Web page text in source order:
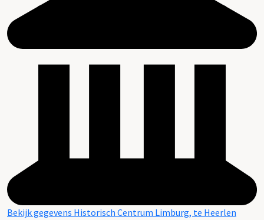
Bekijk gegevens Historisch Centrum Limburg, te Heerlen